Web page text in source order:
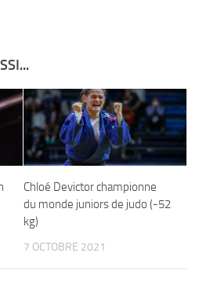
Chloé Devictor championne
du monde juniors de judo (-52
kg)
7 OCTOBRE 2021